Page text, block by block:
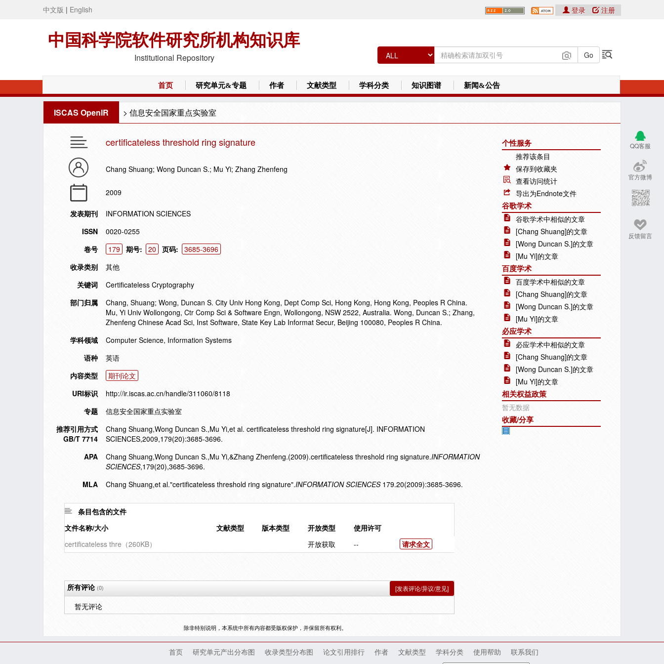
中文版 | English
中国科学院软件研究所机构知识库
Institutional Repository
登录 注册
首页 研究单元&专题 作者 文献类型 学科分类 知识图谱 新闻&公告
ISCAS OpenIR > 信息安全国家重点实验室
QQ客服
官方微博
反馈留言
certificateless threshold ring signature
Chang Shuang; Wong Duncan S.; Mu Yi; Zhang Zhenfeng
2009
发表期刊
INFORMATION SCIENCES
ISSN
0020-0255
卷号
179 期号: 20 页码:
3685-3696
收录类别
其他
关键词
Certificateless Cryptography
部门归属
Chang, Shuang; Wong, Duncan S. City Univ Hong Kong, Dept Comp Sci, Hong Kong, Hong Kong, Peoples R China.
Mu, Yi Univ Wollongong, Ctr Comp Sci & Software Engn, Wollongong, NSW 2522, Australia. Wong, Duncan S.; Zhang,
Zhenfeng Chinese Acad Sci, Inst Software, State Key Lab Informat Secur, Beijing 100080, Peoples R China.
学科领域
Computer Science, Information Systems
语种
英语
内容类型
期刊论文
URI标识
http://ir.iscas.ac.cn/handle/311060/8118
专题
信息安全国家重点实验室
推荐引用方式
GB/T 7714
Chang Shuang,Wong Duncan S.,Mu Yi,et al. certificateless threshold ring signature[J]. INFORMATION
SCIENCES,2009,179(20):3685-3696.
APA
Chang Shuang,Wong Duncan S.,Mu Yi,&Zhang Zhenfeng.(2009).certificateless threshold ring signature.INFORMATION
SCIENCES,179(20),3685-3696.
MLA
Chang Shuang,et al."certificateless threshold ring signature".INFORMATION SCIENCES179.20(2009):3685-3696.
条目包含的文件
文件名称/大小
文献类型 版本类型 开放类型
使用许可
certificateless thre（260KB）
开放获取 -- 请求全文
个性服务
推荐该条目
保存到收藏夹
查看访问统计
导出为Endnote文件
谷歌学术
谷歌学术中相似的文章
[Chang Shuang]的文章
[Wong Duncan S.]的文章
[Mu Yi]的文章
百度学术
百度学术中相似的文章
[Chang Shuang]的文章
[Wong Duncan S.]的文章
[Mu Yi]的文章
必应学术
必应学术中相似的文章
[Chang Shuang]的文章
[Wong Duncan S.]的文章
[Mu Yi]的文章
相关权益政策
暂无数据
收藏/分享
所有评论(0) [发表评论/异议/意见]
暂无评论
除非特别说明，本系统中所有内容都受版权保护，并保留所有权利。
首页 研究单元产出分布图 收录类型分布图 论文引用排行 作者 文献类型 学科分类 使用帮助
联系我们